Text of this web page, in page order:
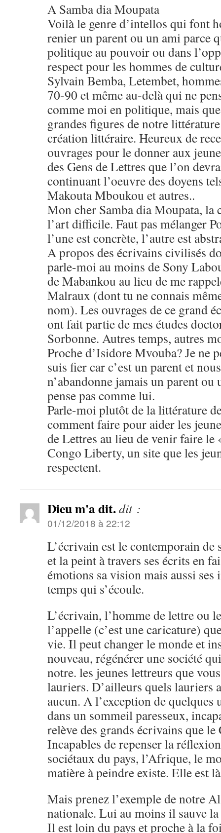
A Samba dia Moupata
Voilà le genre d’intellos qui font
renier un parent ou un ami parce
politique au pouvoir ou dans
respect pour les hommes de
Sylvain Bemba, Letembet,
70-90 et même au-delà qui ne
comme moi en politique, mais
grandes figures de notre
création littéraire. Heureux de
ouvrages pour le donner aux
des Gens de Lettres que l’on
continuant l’oeuvre des doyens
Makouta Mboukou et autres..
Mon cher Samba dia Moupata, la
l’art difficile. Faut pas mélanger
l’une est concrète, l’autre est
A propos des écrivains civilisés
parle-moi au moins de Sony
de Mabankou au lieu de me
Malraux (dont tu ne connais
nom). Les ouvrages de ce grand
ont fait partie de mes études
Sorbonne. Autres temps, autres
Proche d’Isidore Mvouba? Je ne
suis fier car c’est un parent et
n’abandonne jamais un parent ou
pense pas comme lui.
Parle-moi plutôt de la littérature
comment faire pour aider les
de Lettres au lieu de venir faire le
Congo Liberty, un site que les
respectent.
Dieu m'a dit.dit :
01/12/2018 à 22:12
L’écrivain est le contemporain
et la peint à travers ses écrits en
émotions sa vision mais aussi
temps qui s’écoule.
L’écrivain, l’homme de lettre ou
l’appelle (c’est une caricature)
vie. Il peut changer le monde et
nouveau, régénérer une société
notre. les jeunes lettreurs que
lauriers. D’ailleurs quels lauriers
aucun. A l’exception de quelques
dans un sommeil paresseux,
relève des grands écrivains que
Incapables de repenser la
sociétaux du pays, l’Afrique, le
matière à peindre existe. Elle est
Mais prenez l’exemple de notre
nationale. Lui au moins il sauve
Il est loin du pays et proche à la